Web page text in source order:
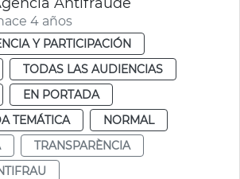
4 años
Y PARTICIPACIÓN
TODAS LAS AUDIENCIAS
EN PORTADA
TEMÁTICA
NORMAL
TRANSPARÈNCIA